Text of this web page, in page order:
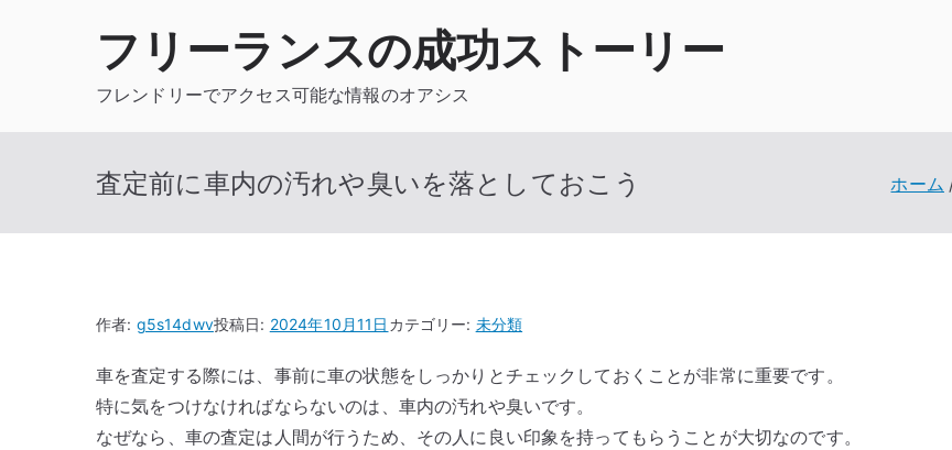
フリーランスの成功ストーリー
フレンドリーでアクセス可能な情報のオアシス
査定前に車内の汚れや臭いを落としておこう ホーム
作者: g5s14dwv投稿日: 2024年10月11日 カテゴリー: 未分類
車を査定する際には、事前に車の状態をしっかりとチェックしておくことが非常に重要です。
特に気をつけなければならないのは、車内の汚れや臭いです。
なぜなら、車の査定は人間が行うため、その人に良い印象を持ってもらうことが大切なのです。